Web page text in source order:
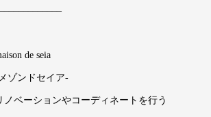
de seia
ゾンドセイア-
ノベーションやコーディネートを行う